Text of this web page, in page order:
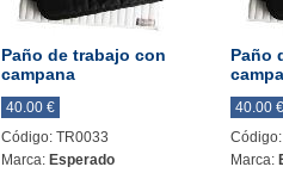
Paño de trabajo con
campana
40.00 €
Código: TR0033
Marca: Esperado
Paño
40.00 €
Marca: